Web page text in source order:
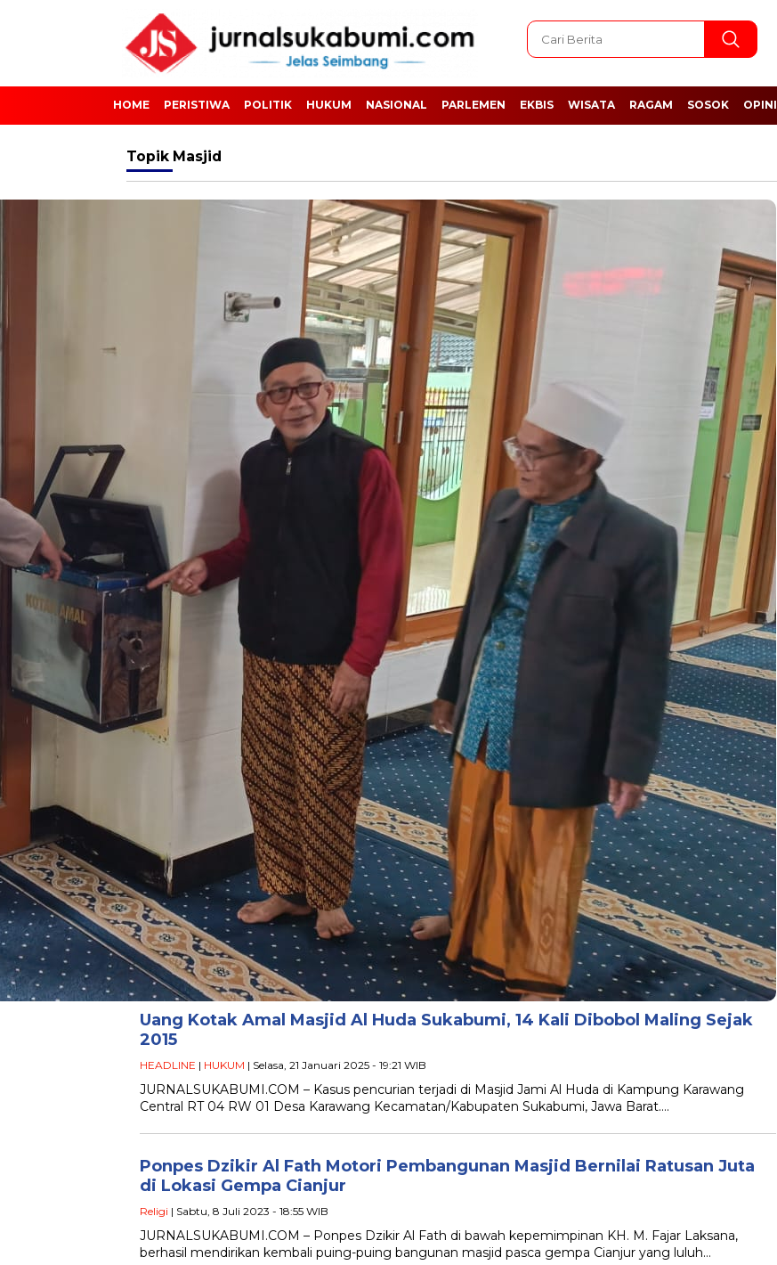
HOME PERISTIWA POLITIK HUKUM NASIONAL PARLEMEN EKBIS WISATA RAGAM SOSOK OPINI
Topik Masjid
Uang Kotak Amal Masjid Al Huda Sukabumi, 14 Kali Dibobol Maling Sejak
2015
HEADLINE | HUKUM | Selasa, 21 Januari 2025 - 19:21 WIB
JURNALSUKABUMI.COM – Kasus pencurian terjadi di Masjid Jami Al Huda di Kampung Karawang
Central RT 04 RW 01 Desa Karawang Kecamatan/Kabupaten Sukabumi, Jawa Barat….
Ponpes Dzikir Al Fath Motori Pembangunan Masjid Bernilai Ratusan Juta
di Lokasi Gempa Cianjur
Religi | Sabtu, 8 Juli 2023 - 18:55 WIB
JURNALSUKABUMI.COM – Ponpes Dzikir Al Fath di bawah kepemimpinan KH. M. Fajar Laksana,
berhasil mendirikan kembali puing-puing bangunan masjid pasca gempa Cianjur yang luluh…